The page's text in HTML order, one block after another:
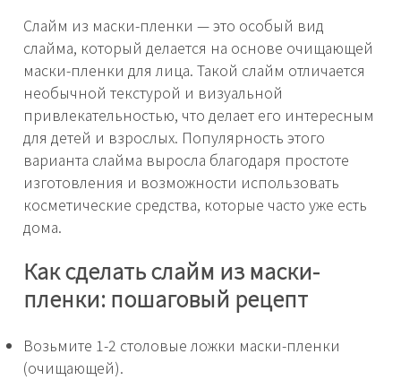
Слайм из маски-пленки — это особый вид
слайма, который делается на основе очищающей
маски-пленки для лица. Такой слайм отличается
необычной текстурой и визуальной
привлекательностью, что делает его интересным
для детей и взрослых. Популярность этого
варианта слайма выросла благодаря простоте
изготовления и возможности использовать
косметические средства, которые часто уже есть
дома.
Как сделать слайм из маски-
пленки: пошаговый рецепт
Возьмите 1-2 столовые ложки маски-пленки
(очищающей).